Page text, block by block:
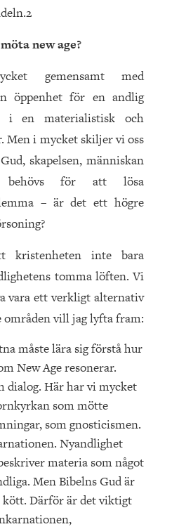
new age?
gemensamt med
öppenhet för en andlig
en materialistisk och
i mycket skiljer vi oss
skapelsen, människan
för att lösa
– är det ett högre
inte bara
tomma löften. Vi
vara ett verkligt alternativ
områden vill jag lyfta fram:
måste lära sig förstå hur
New Age resonerar.
dialog. Här har vi mycket
som mötte
som gnosticismen.
Nyandlighet
materia som något
Men Bibelns Gud är
Därför är det viktigt